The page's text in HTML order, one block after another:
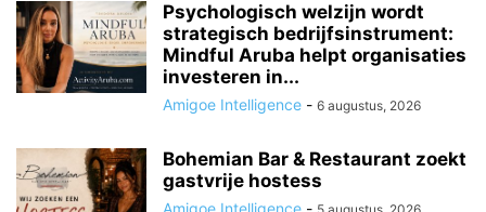
Psychologisch welzijn wordt
strategisch bedrijfsinstrument:
Mindful Aruba helpt organisaties
investeren in...
Amigoe Intelligence - 6 augustus, 2026
Bohemian Bar & Restaurant zoekt
gastvrije hostess
Amigoe Intelligence -